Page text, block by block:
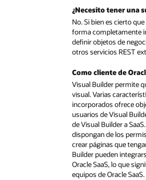
¿Necesito tener una
No. Si bien es cierto
forma completamente
definir objetos de
otros servicios REST
Como cliente de
Visual Builder permite
visual. Varias
incorporados ofrece
usuarios de Visual
de Visual Builder a
dispongan de los
crear páginas que
Builder pueden
Oracle SaaS, lo que
equipos de Oracle SaaS.